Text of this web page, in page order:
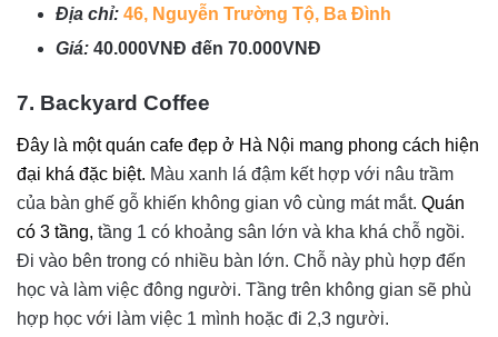
Địa chỉ: 46, Nguyễn Trường Tộ, Ba Đình
Giá: 40.000VNĐ đến 70.000VNĐ
7. Backyard Coffee
Đây là một quán cafe đẹp ở Hà Nội mang phong cách hiện
đại khá đặc biệt. Màu xanh lá đậm kết hợp với nâu trầm
của bàn ghế gỗ khiến không gian vô cùng mát mắt. Quán
có 3 tầng, tầng 1 có khoảng sân lớn và kha khá chỗ ngồi.
Đi vào bên trong có nhiều bàn lớn. Chỗ này phù hợp đến
học và làm việc đông người. Tầng trên không gian sẽ phù
hợp học với làm việc 1 mình hoặc đi 2,3 người.